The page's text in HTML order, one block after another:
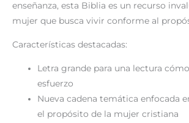
enseñanza, esta Biblia es un recurso
mujer que busca vivir conforme al
Características destacadas:
Letra grande para una lectura
esfuerzo
Nueva cadena temáticaenfocada
el propósito de la mujer cristiana